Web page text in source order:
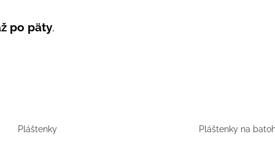
po päty.
Pláštenky Pláštenky na